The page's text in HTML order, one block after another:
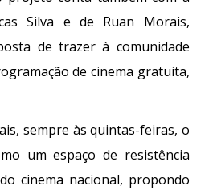
Silva e de Ruan Morais,
de trazer à comunidade
de cinema gratuita,
sempre às quintas-feiras, o
um espaço de resistência
cinema nacional, propondo